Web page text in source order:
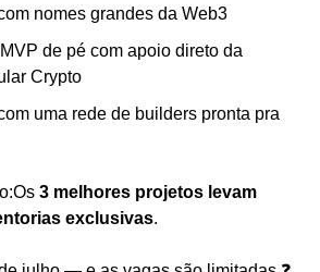
nomes grandes da Web3
de pé com apoio direto da
Crypto
uma rede de builders pronta pra
Os 3 melhores projetos levam
exclusivas.